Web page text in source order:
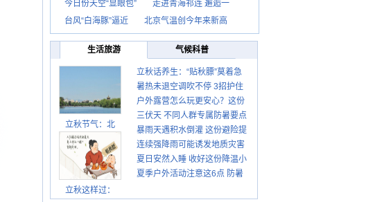
今日份天空“显眼包”
走进青海祁连 邂逅一
台风“白海豚”逼近
北京气温创今年来新高
生活旅游 气候科普
立秋节气：北
立秋这样过：
立秋话养生：“贴秋膘”莫着急
先清暑再防燥
暑热未退空调吹不停 3招护住
肩颈不酸痛
户外露营怎么玩更安心？这份
攻略请收好
三伏天 不同人群专属防暑要点
请收好
暴雨天遇积水倒灌 这份避险提
示请收好
连续强降雨可能诱发地质灾害
这些前兆要知道
夏日安然入睡 收好这份降温小
贴士
夏季户外活动注意这6点 防暑